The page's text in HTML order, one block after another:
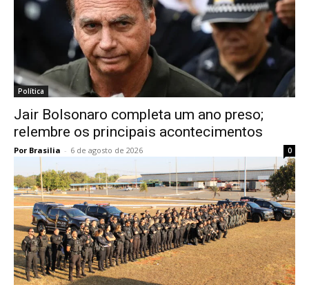
Política
Jair Bolsonaro completa um ano preso;
relembre os principais acontecimentos
Por Brasilia - 6 de agosto de 2026 0